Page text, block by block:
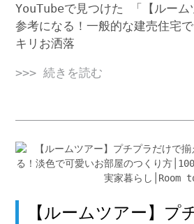
YouTubeで見つけた 「【ルーム
参考になる！一般的な建売住宅
キリお洒落
>>> 続きを読む
【ルームツアー】プ